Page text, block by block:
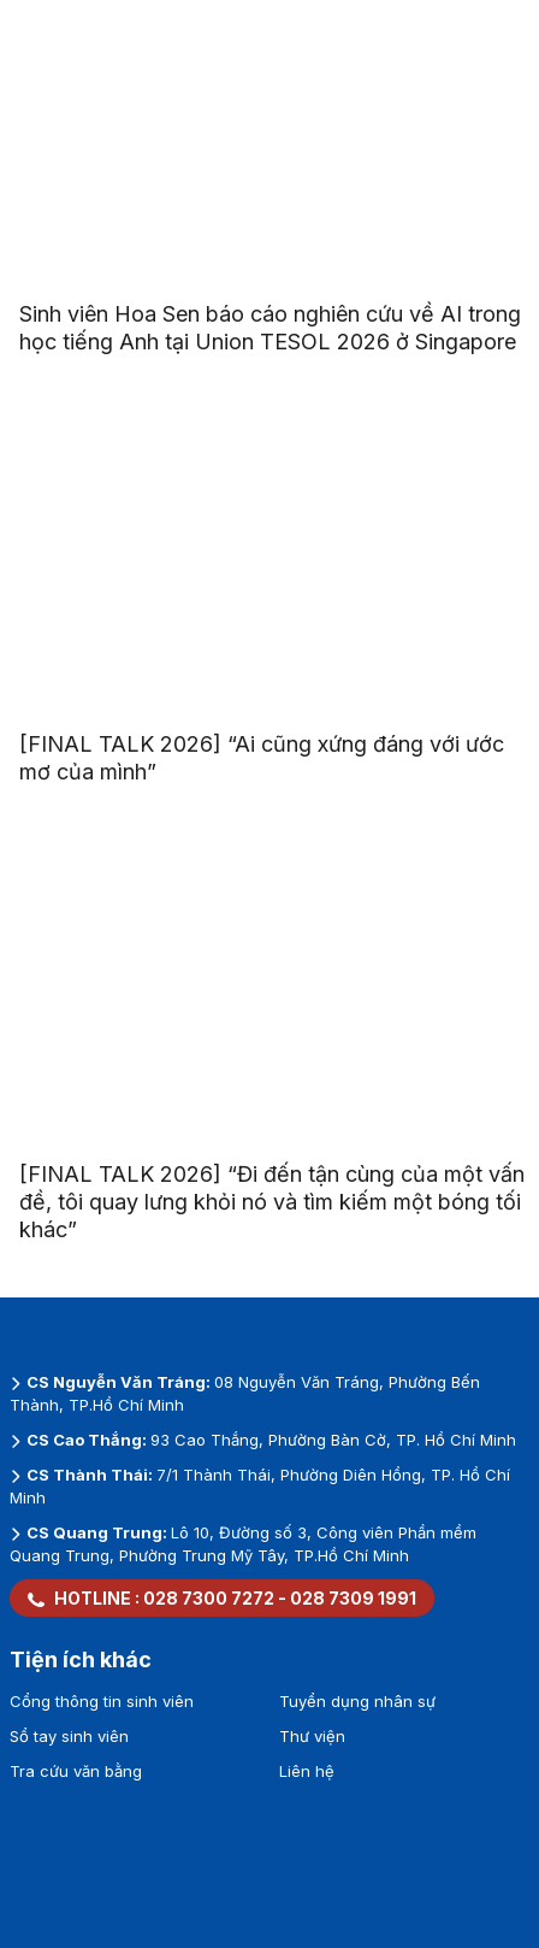
Sinh viên Hoa Sen báo cáo nghiên cứu về AI trong
học tiếng Anh tại Union TESOL 2026 ở Singapore
[FINAL TALK 2026] “Ai cũng xứng đáng với ước
mơ của mình”
[FINAL TALK 2026] “Đi đến tận cùng của một vấn
đề, tôi quay lưng khỏi nó và tìm kiếm một bóng tối
khác”
CS Nguyễn Văn Tráng: 08 Nguyễn Văn Tráng, Phường Bến
Thành, TP.Hồ Chí Minh
CS Cao Thắng: 93 Cao Thắng, Phường Bàn Cờ, TP. Hồ Chí Minh
CS Thành Thái: 7/1 Thành Thái, Phường Diên Hồng, TP. Hồ Chí
Minh
CS Quang Trung: Lô 10, Đường số 3, Công viên Phần mềm
Quang Trung, Phường Trung Mỹ Tây, TP.Hồ Chí Minh
HOTLINE : 028 7300 7272 - 028 7309 1991
Tiện ích khác
Cổng thông tin sinh viên
Sổ tay sinh viên
Tra cứu văn bằng
Tuyển dụng nhân sự
Thư viện
Liên hệ